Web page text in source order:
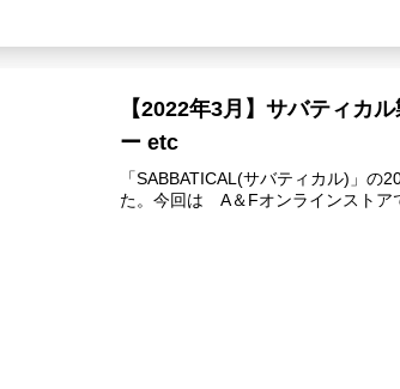
【2022年3月】サバティカ
ー etc
「SABBATICAL(サバティカル)」の
た。今回は A＆Fオンラインストア